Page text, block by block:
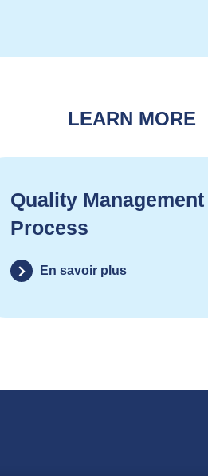
LEARN MORE
Quality Management
Process
En savoir plus